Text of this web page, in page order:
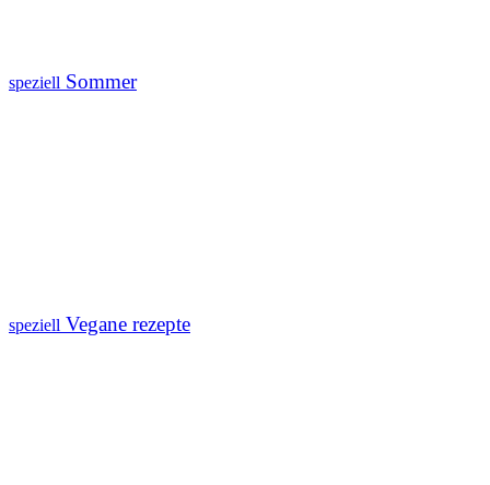
speziell Sommer
speziell Vegane rezepte